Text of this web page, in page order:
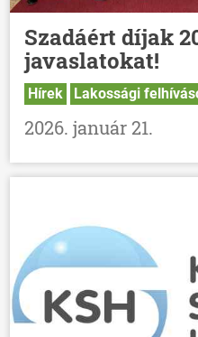
Szadáért díjak
javaslatokat!
Hírek Lakossági
2026. január 21.